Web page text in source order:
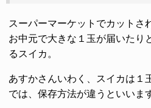
スーパーマーケットでカットさ
お中元で大きな１玉が届いたり
るスイカ。
あすかさんいわく、スイカは１
では、保存方法が違うといいま